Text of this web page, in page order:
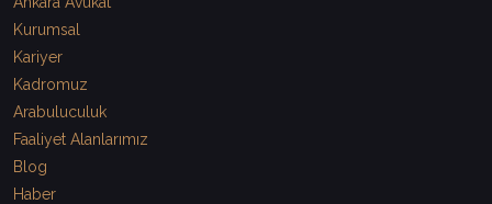
Kurumsal
Kariyer
Kadromuz
Arabuluculuk
Faaliyet Alanlarımız
Blog
Haber